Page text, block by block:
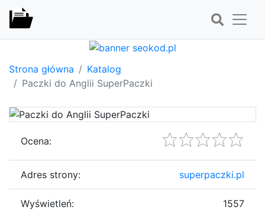
Strona główna
Katalog
Paczki do Anglii SuperPaczki
Ocena:
Adres strony: superpaczki.pl
Wyświetleń: 1557